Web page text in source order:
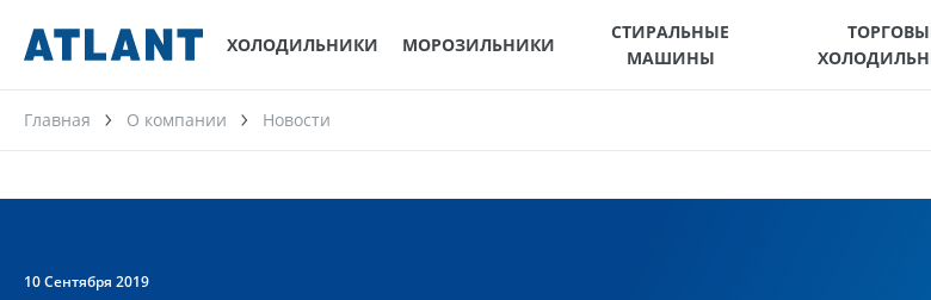
ХОЛОДИЛЬНИКИ МОРОЗИЛЬНИКИ
СТИРАЛЬНЫЕ
МАШИНЫ
Главная О компании Новости
10 Сентября 2019